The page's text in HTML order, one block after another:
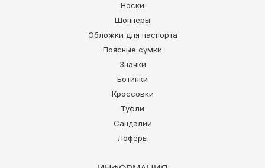
Носки
Шопперы
Обложки для паспорта
Поясные сумки
Значки
Ботинки
Кроссовки
Туфли
Сандалии
Лоферы